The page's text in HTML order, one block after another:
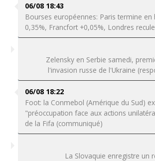
06/08 18:43
Bourses européennes: Paris termine en
0,35%, Francfort +0,05%, Londres
Zelensky en Serbie samedi,
l'invasion russe de l'Ukraine
06/08 18:22
Foot: la Conmebol (Amérique du Sud)
"préoccupation face aux actions
de la Fifa (communiqué)
La Slovaquie enregistre un